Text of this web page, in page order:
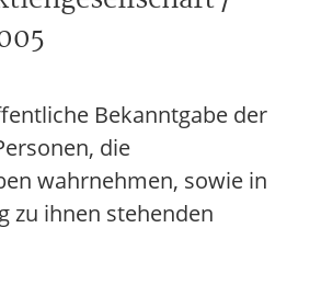
Bekanntgabe der
die
wahrnehmen, sowie in
zu ihnen stehenden